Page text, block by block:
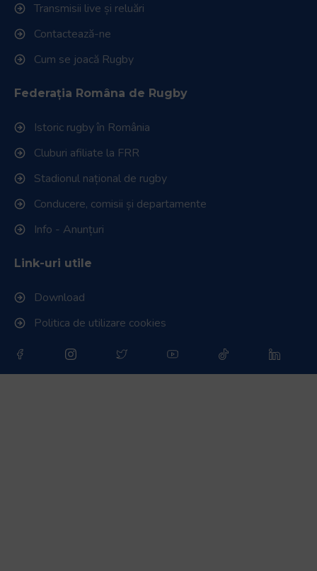
Transmisii live și reluări
Contactează-ne
Cum se joacă Rugby
Federația Româna de Rugby
Istoric rugby în România
Cluburi afiliate la FRR
Stadionul național de rugby
Conducere, comisii și departamente
Info - Anunțuri
Link-uri utile
Download
Politica de utilizare cookies